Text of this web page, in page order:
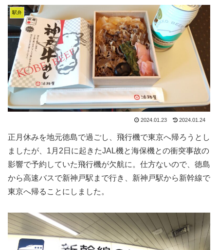
駅弁
2024.01.23 2024.01.24
正月休みを地元徳島で過ごし、飛行機で東京へ帰ろうとし
ましたが、1月2日に起きたJAL機と海保機との衝突事故の
影響で予約していた飛行機が欠航に。仕方ないので、徳島
から高速バスで新神戸駅まで行き、新神戸駅から新幹線で
東京へ帰ることにしました。